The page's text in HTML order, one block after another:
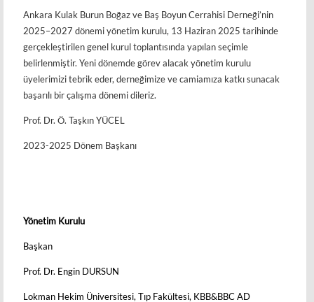
Ankara Kulak Burun Boğaz ve Baş Boyun Cerrahisi Derneği’nin
2025–2027 dönemi yönetim kurulu, 13 Haziran 2025 tarihinde
gerçekleştirilen genel kurul toplantısında yapılan seçimle
belirlenmiştir. Yeni dönemde görev alacak yönetim kurulu
üyelerimizi tebrik eder, derneğimize ve camiamıza katkı sunacak
başarılı bir çalışma dönemi dileriz.
Prof. Dr. Ö. Taşkın YÜCEL
2023-2025 Dönem Başkanı
Yönetim Kurulu
Başkan
Prof. Dr. Engin DURSUN
Lokman Hekim Üniversitesi, Tıp Fakültesi, KBB&BBC AD